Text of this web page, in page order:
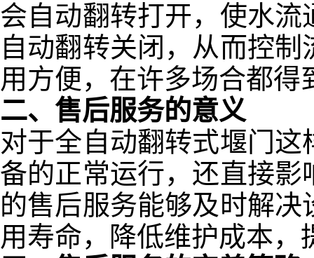
会自动翻转打开，使水
自动翻转关闭，从而控
用方便，在许多场合都得
二、售后服务的意义
对于全自动翻转式堰门
备的正常运行，还直接
的售后服务能够及时解
用寿命，降低维护成本，